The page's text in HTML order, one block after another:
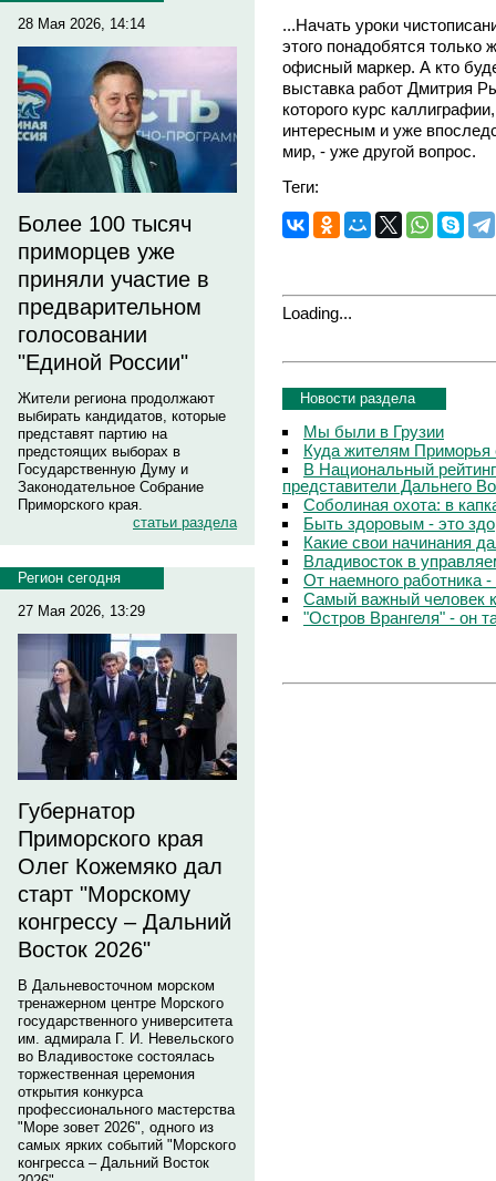
28 Мая 2026, 14:14
Более 100 тысяч
приморцев уже
приняли участие в
предварительном
голосовании
"Единой России"
Жители региона продолжают
выбирать кандидатов, которые
представят партию на
предстоящих выборах в
Государственную Думу и
Законодательное Собрание
Приморского края.
статьи раздела
Регион сегодня
27 Мая 2026, 13:29
Губернатор
Приморского края
Олег Кожемяко дал
старт "Морскому
конгрессу – Дальний
Восток 2026"
В Дальневосточном морском
тренажерном центре Морского
государственного университета
им. адмирала Г. И. Невельского
во Владивостоке состоялась
торжественная церемония
открытия конкурса
профессионального мастерства
"Море зовет 2026", одного из
самых ярких событий "Морского
конгресса – Дальний Восток
...Начать уроки
этого понадобятся только
офисный маркер. А кто
выставка работ Дмитрия
которого курс
интересным и уже
мир, - уже другой вопрос.
Теги:
Loading...
Новости раздела
Мы были в Грузии
Куда жителям Приморья
В Национальный
представители Дальнего
Соболиная охота: в
Быть здоровым - это
Какие свои начинания
Владивосток в
От наемного работника
Самый важный человек
"Остров Врангеля" - он